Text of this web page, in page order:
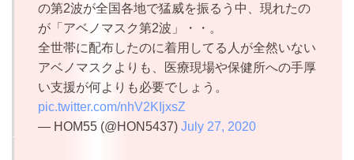
の第2波が全国各地で猛威を振るう中、現れたの
が「アベノマスク第2波」・・。
全世帯に配布したのに着用してる人が全然いない
アベノマスクよりも、医療現場や保健所への手厚
い支援が何よりも必要でしょう。
pic.twitter.com/nhV2KIjxsZ
— HOM55 (@HON5437) July 27, 2020